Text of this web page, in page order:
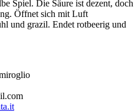
Spiel. Die Säure ist dezent, doch
Öffnet sich mit Luft
und grazil. Endet rotbeerig und